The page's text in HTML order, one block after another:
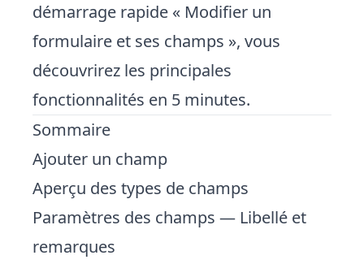
démarrage rapide « Modifier un
formulaire et ses champs », vous
découvrirez les principales
fonctionnalités en 5 minutes.
Sommaire
Ajouter un champ
Aperçu des types de champs
Paramètres des champs — Libellé et
remarques